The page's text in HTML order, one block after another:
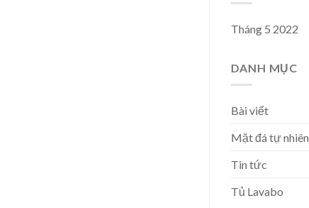
Tháng 5 2022
DANH MỤC
Bài viết
Mặt đá tự nhiên
Tin tức
Tủ Lavabo